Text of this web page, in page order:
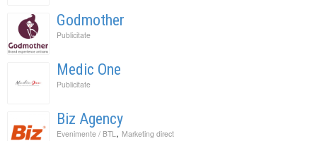
Godmother
Publicitate
Medic One
Publicitate
Biz Agency
Evenimente / BTL, Marketing direct